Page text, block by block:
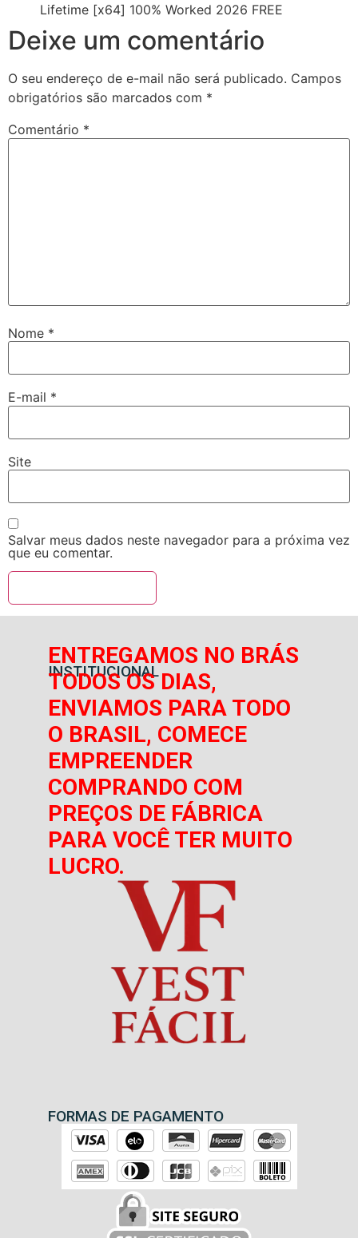
Lifetime [x64] 100% Worked 2026 FREE
Deixe um comentário
O seu endereço de e-mail não será publicado. Campos
obrigatórios são marcados com *
Comentário *
Nome *
E-mail *
Site
Salvar meus dados neste navegador para a próxima vez
que eu comentar.
INSTITUCIONAL
ENTREGAMOS NO BRÁS
TODOS OS DIAS,
ENVIAMOS PARA TODO
O BRASIL, COMECE
EMPREENDER
COMPRANDO COM
PREÇOS DE FÁBRICA
PARA VOCÊ TER MUITO
LUCRO.
FORMAS DE PAGAMENTO